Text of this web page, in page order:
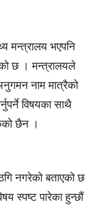
मन्त्रालय भएपनि
छ । मन्त्रालयले
नाम मात्रैको
विषयका साथै
छैन ।
नगरेको बताएको छ
स्पष्ट पारेका हुन्छौं